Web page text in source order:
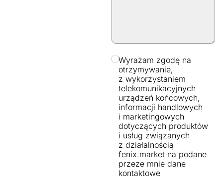
Wyrażam zgodę na
otrzymywanie,
z wykorzystaniem
telekomunikacyjnych
urządzeń końcowych,
informacji handlowych
i marketingowych
dotyczących produktów
i usług związanych
z działalnością
fenix.market na podane
przeze mnie dane
kontaktowe